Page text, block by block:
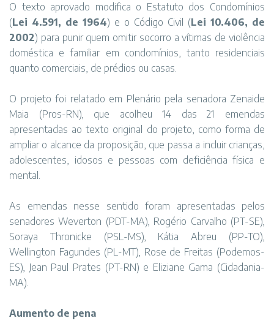
O texto aprovado modifica o Estatuto dos Condomínios
(Lei 4.591, de 1964) e o Código Civil (Lei 10.406, de
2002) para punir quem omitir socorro a vítimas de violência
doméstica e familiar em condomínios, tanto residenciais
quanto comerciais, de prédios ou casas.
O projeto foi relatado em Plenário pela senadora Zenaide
Maia (Pros-RN), que acolheu 14 das 21 emendas
apresentadas ao texto original do projeto, como forma de
ampliar o alcance da proposição, que passa a incluir crianças,
adolescentes, idosos e pessoas com deficiência física e
mental.
As emendas nesse sentido foram apresentadas pelos
senadores Weverton (PDT-MA), Rogério Carvalho (PT-SE),
Soraya Thronicke (PSL-MS), Kátia Abreu (PP-TO),
Wellington Fagundes (PL-MT), Rose de Freitas (Podemos-
ES), Jean Paul Prates (PT-RN) e Eliziane Gama (Cidadania-
MA).
Aumento de pena